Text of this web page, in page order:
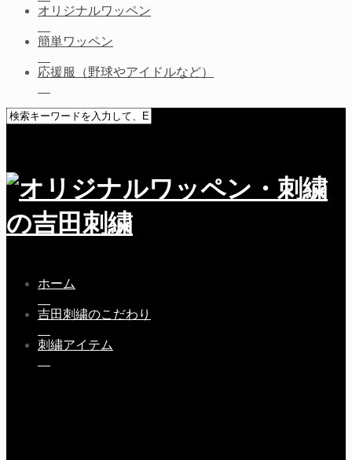
オリジナルワッペン
簡単ワッペン
応援服（野球やアイドルなど）
ホーム
吉田刺繍のこだわり
刺繍アイテム